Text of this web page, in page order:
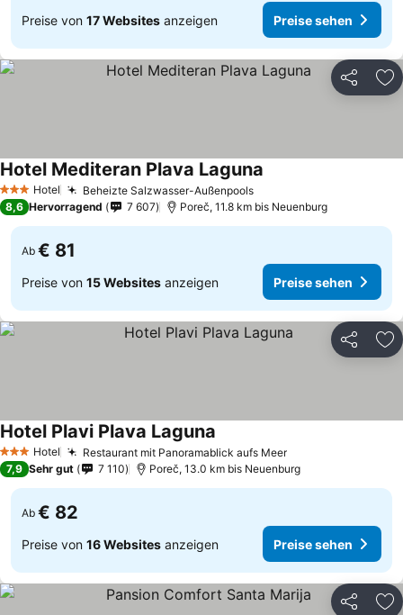
Preise von 17 Websites anzeigen Preise sehen
Teilen
3 SterneHotel Beheizte Salzwasser-Außenpools
Hotel Mediteran Plava Laguna
8,6 Hervorragend 7 607 Poreč, 11.8 km bis Neuenburg
Ab € 81
Preise von 15 Websites anzeigen Preise sehen
Teilen
3 SterneHotel Restaurant mit Panoramablick aufs Meer
Hotel Plavi Plava Laguna
7,9 Sehr gut 7 110 Poreč, 13.0 km bis Neuenburg
Ab € 82
Preise von 16 Websites anzeigen Preise sehen
Teilen